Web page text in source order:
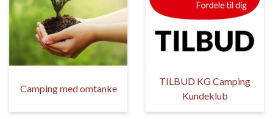
Camping med omtanke
TILBUD KG Camping
Kundeklub